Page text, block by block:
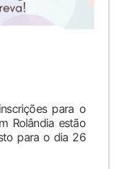
para o
Rolândia estão
para o dia 26